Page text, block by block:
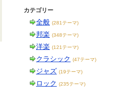
カテゴリー
全般 (281テーマ)
邦楽 (348テーマ)
洋楽 (121テーマ)
クラシック (47テーマ)
ジャズ (19テーマ)
ロック (235テーマ)